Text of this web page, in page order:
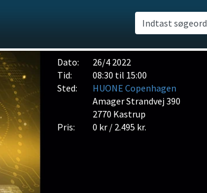
Indtast søgeord
Dato:
26/4 2022
Tid:
08:30 til 15:00
Sted:
HUONE Copenhagen
Amager Strandvej 390
2770 Kastrup
Pris:
0 kr / 2.495 kr.